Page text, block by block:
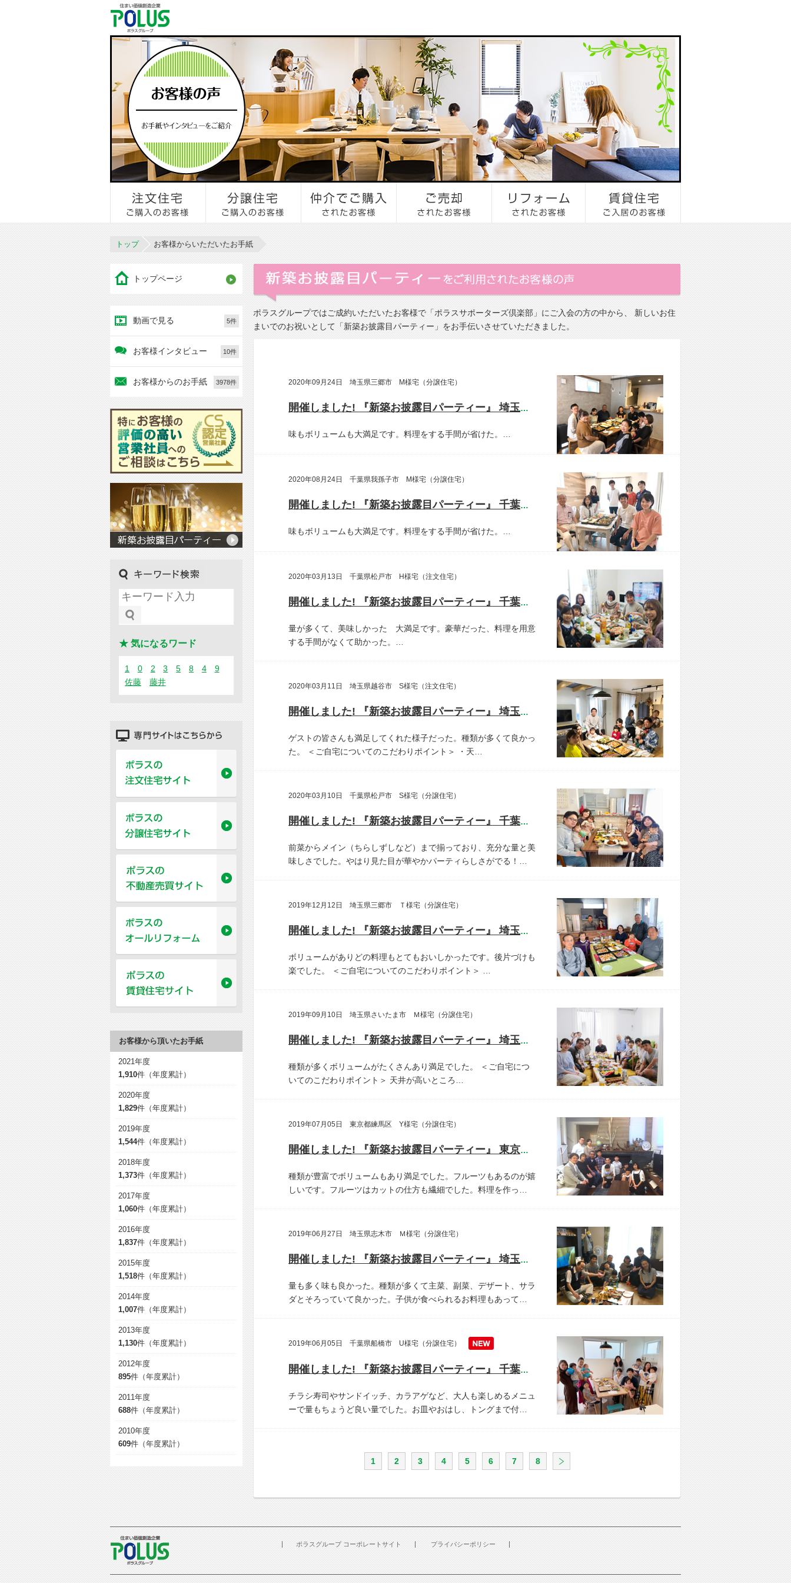
トップ お客様からいただいたお手紙
ポラスグループではご成約いただいたお客様で「ポラスサポーターズ倶楽部」にご入会の方の中から、 新しいお住
まいでのお祝いとして「新築お披露目パーティー」をお手伝いさせていただきました。
2020年09月24日 埼玉県三郷市 M様宅（分譲住宅）
開催しました! 『新築お披露目パーティー』 埼玉県三郷市 M様宅
味もボリュームも大満足です。料理をする手間が省けた。…
2020年08月24日 千葉県我孫子市 M様宅（分譲住宅）
開催しました! 『新築お披露目パーティー』 千葉県我孫子市 M様宅
味もボリュームも大満足です。料理をする手間が省けた。…
2020年03月13日 千葉県松戸市 H様宅（注文住宅）
開催しました! 『新築お披露目パーティー』 千葉県松戸市 H様宅
量が多くて、美味しかった 大満足です。豪華だった、料理を用意
する手間がなくて助かった。…
2020年03月11日 埼玉県越谷市 S様宅（注文住宅）
開催しました! 『新築お披露目パーティー』 埼玉県越谷市 S様宅
ゲストの皆さんも満足してくれた様子だった。種類が多くて良かっ
た。
＜ご自宅についてのこだわりポイント＞ ・天…
2020年03月10日 千葉県松戸市 S様宅（分譲住宅）
開催しました! 『新築お披露目パーティー』 千葉県松戸市 S様宅
前菜からメイン（ちらしずしなど）まで揃っており、充分な量と美
味しさでした。やはり見た目が華やかパーティらしさがでる！…
2019年12月12日 埼玉県三郷市 Ｔ様宅（分譲住宅）
開催しました! 『新築お披露目パーティー』 埼玉県三郷市 T様宅
ボリュームがありどの料理もとてもおいしかったです。後片づけも
楽でした。
＜ご自宅についてのこだわりポイント＞
2019年09月10日 埼玉県さいたま市 Ｍ様宅（分譲住宅）
開催しました! 『新築お披露目パーティー』 埼玉県さいたま市 M様宅
種類が多くボリュームがたくさんあり満足でした。
＜ご自宅につ
いてのこだわりポイント＞ 天井が高いところ…
2019年07月05日 東京都練馬区 Y様宅（分譲住宅）
開催しました! 『新築お披露目パーティー』 東京都練馬区 Y様宅
種類が豊富でボリュームもあり満足でした。フルーツもあるのが嬉
しいです。フルーツはカットの仕方も繊細でした。料理を作っ…
2019年06月27日 埼玉県志木市 Ｍ様宅（分譲住宅）
開催しました! 『新築お披露目パーティー』 埼玉県志木市 M様宅
量も多く味も良かった。種類が多くて主菜、副菜、デザート、サラ
ダとそろっていて良かった。子供が食べられるお料理もあって…
2019年06月05日 千葉県船橋市 U様宅（分譲住宅）
開催しました! 『新築お披露目パーティー』 千葉県船橋市 U様宅
チラシ寿司やサンドイッチ、カラアゲなど、大人も楽しめるメニュ
ーで量もちょうど良い量でした。お皿やおはし、トングまで付…
1 2 3 4 5 6 7 8
トップページ
動画で見る 5件
お客様インタビュー 10件
お客様からのお手紙 3978件
★ 気になるワード
1 0 2 3 5 8 4
9
佐藤
藤井
お客様から頂いたお手紙
2021年度
1,910件（年度累計）
2020年度
1,829件（年度累計）
2019年度
1,544件（年度累計）
2018年度
1,373件（年度累計）
2017年度
1,060件（年度累計）
2016年度
1,837件（年度累計）
2015年度
1,518件（年度累計）
2014年度
1,007件（年度累計）
2013年度
1,130件（年度累計）
2012年度
895件（年度累計）
2011年度
688件（年度累計）
2010年度
609件（年度累計）
ポラスグループ コーポレートサイト
プライバシーポリシー